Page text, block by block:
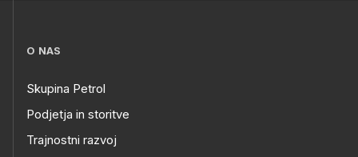
O NAS
Skupina Petrol
Podjetja in storitve
Trajnostni razvoj